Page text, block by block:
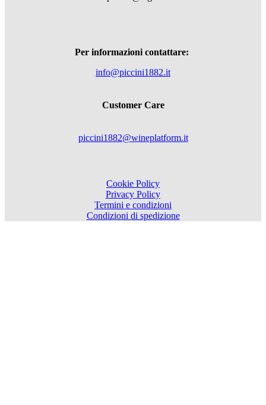
Per informazioni contattare:
info@piccini1882.it
Customer Care
piccini1882@wineplatform.it
Cookie Policy
Privacy Policy
Termini e condizioni
Condizioni di spedizione